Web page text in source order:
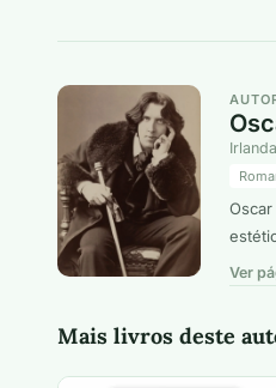
Ver
Mais livros deste